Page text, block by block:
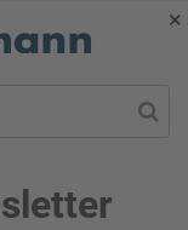
×